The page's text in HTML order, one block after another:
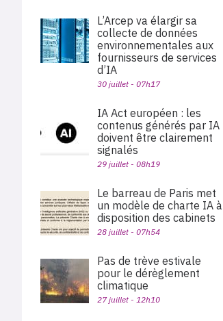
L’Arcep va élargir sa
collecte de données
environnementales aux
fournisseurs de services
d’IA
30 juillet - 07h17
IA Act européen : les
contenus générés par IA
doivent être clairement
signalés
29 juillet - 08h19
Le barreau de Paris met
un modèle de charte IA à
disposition des cabinets
28 juillet - 07h54
Pas de trève estivale
pour le dérèglement
climatique
27 juillet - 12h10